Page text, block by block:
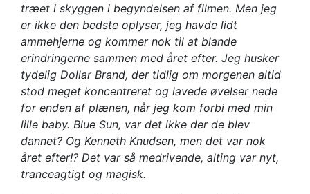
træet i skyggen i begyndelsen af filmen. Men jeg
er ikke den bedste oplyser, jeg havde lidt
ammehjerne og kommer nok til at blande
erindringerne sammen med året efter. Jeg husker
tydelig Dollar Brand, der tidlig om morgenen altid
stod meget koncentreret og lavede øvelser nede
for enden af plænen, når jeg kom forbi med min
lille baby. Blue Sun, var det ikke der de blev
dannet? Og Kenneth Knudsen, men det var nok
året efter!? Det var så medrivende, alting var nyt,
tranceagtigt og magisk.